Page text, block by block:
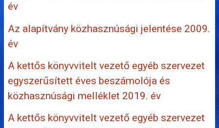
év
Az alapítvány közhasznúsági jelentése 2009.
év
A kettős könyvvitelt vezető egyéb szervezet
egyszerűsített éves beszámolója és
közhasznúsági melléklet 2019. év
A kettős könyvvitelt vezető egyéb szervezet